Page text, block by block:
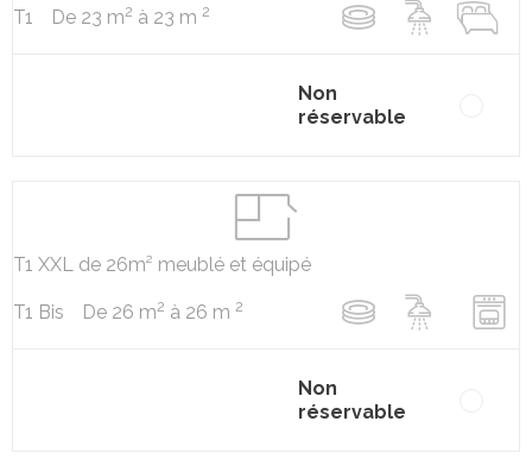
T1 De 23 m2 à 23 m 2
Non
réservable
T1 XXL de 26m² meublé et équipé
T1 Bis De 26 m2 à 26 m 2
Non
réservable